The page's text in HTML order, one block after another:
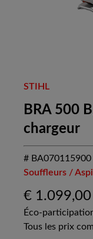
STIHL
BRA 500
chargeur
# BA070115900
Souffleurs /
€ 1.099,00
Éco-
Tous les prix